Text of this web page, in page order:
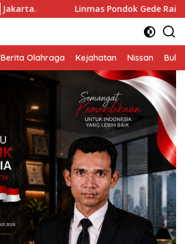
Linmas Pondok Gede Raih Juara III
Berita Olahraga Kejahatan Nissan